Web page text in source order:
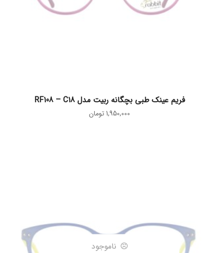
اطلاعات بیشتر
فریم عینک طبی بچگانه ربیت مدل RF108 – C18
1,950,000تومان
ناموجود